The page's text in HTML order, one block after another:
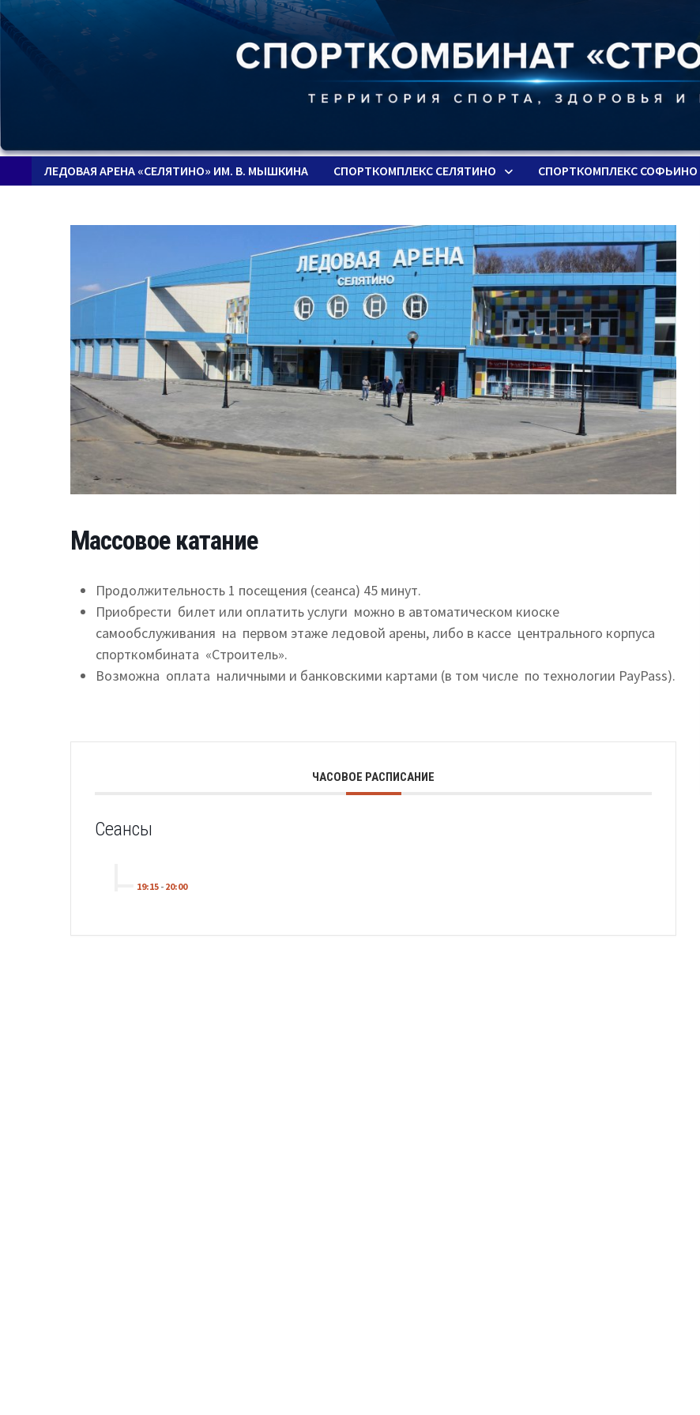
ЛЕДОВАЯ АРЕНА «СЕЛЯТИНО» ИМ. В. МЫШКИНА СПОРТКОМПЛЕКС СЕЛЯТИНО СПОРТКОМПЛЕКС СОФЬИНО
Массовое катание
Продолжительность 1 посещения (сеанса) 45 минут.
Приобрести билет или оплатить услуги можно в автоматическом киоске
самообслуживания на первом этаже ледовой арены, либо в кассе центрального корпуса
спорткомбината «Строитель».
Возможна оплата наличными и банковскими картами (в том числе по технологии PayPass).
ЧАСОВОЕ РАСПИСАНИЕ
Сеансы
19:15- 20:00